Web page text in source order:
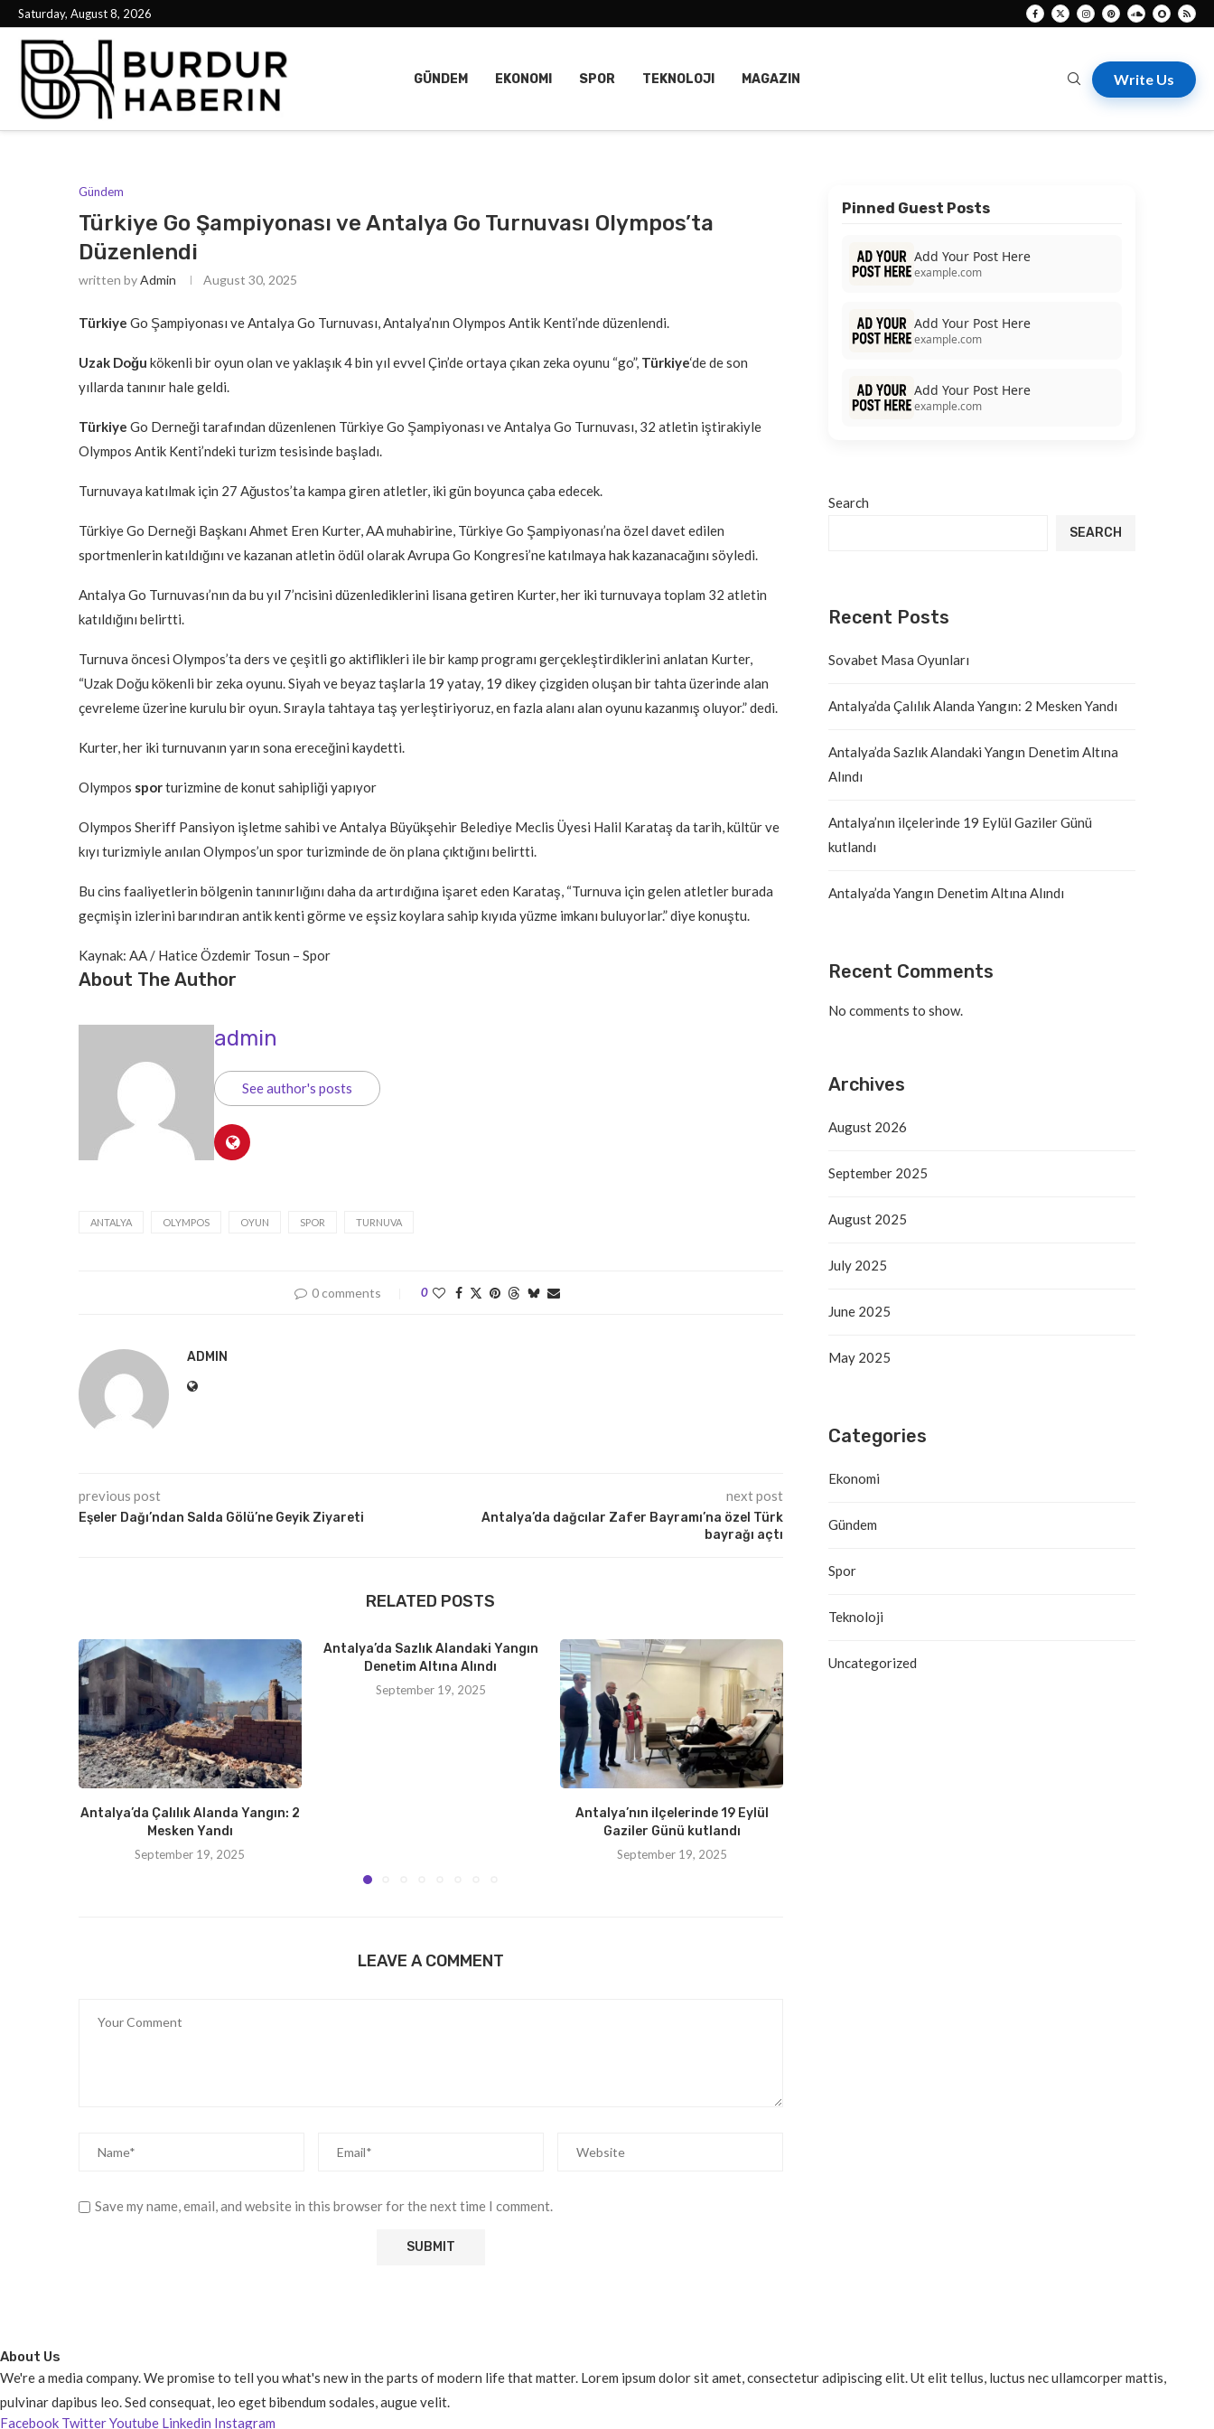
Saturday, August 8, 2026
GÜNDEM EKONOMI SPOR TEKNOLOJI MAGAZIN Write Us
Gündem
Türkiye Go Şampiyonası ve Antalya Go Turnuvası Olympos’ta
Düzenlendi
written byAdmin August 30, 2025
Türkiye Go Şampiyonası ve Antalya Go Turnuvası, Antalya’nın Olympos Antik Kenti’nde düzenlendi.
Uzak Doğu kökenli bir oyun olan ve yaklaşık 4 bin yıl evvel Çin’de ortaya çıkan zeka oyunu “go”, Türkiye‘de de son
yıllarda tanınır hale geldi.
Türkiye Go Derneği tarafından düzenlenen Türkiye Go Şampiyonası ve Antalya Go Turnuvası, 32 atletin iştirakiyle
Olympos Antik Kenti’ndeki turizm tesisinde başladı.
Turnuvaya katılmak için 27 Ağustos’ta kampa giren atletler, iki gün boyunca çaba edecek.
Türkiye Go Derneği Başkanı Ahmet Eren Kurter, AA muhabirine, Türkiye Go Şampiyonası’na özel davet edilen
sportmenlerin katıldığını ve kazanan atletin ödül olarak Avrupa Go Kongresi’ne katılmaya hak kazanacağını söyledi.
Antalya Go Turnuvası’nın da bu yıl 7’ncisini düzenlediklerini lisana getiren Kurter, her iki turnuvaya toplam 32 atletin
katıldığını belirtti.
Turnuva öncesi Olympos’ta ders ve çeşitli go aktiflikleri ile bir kamp programı gerçekleştirdiklerini anlatan Kurter,
“Uzak Doğu kökenli bir zeka oyunu. Siyah ve beyaz taşlarla 19 yatay, 19 dikey çizgiden oluşan bir tahta üzerinde alan
çevreleme üzerine kurulu bir oyun. Sırayla tahtaya taş yerleştiriyoruz, en fazla alanı alan oyunu kazanmış oluyor.” dedi.
Kurter, her iki turnuvanın yarın sona ereceğini kaydetti.
Olympos sporturizmine de konut sahipliği yapıyor
Olympos Sheriff Pansiyon işletme sahibi ve Antalya Büyükşehir Belediye Meclis Üyesi Halil Karataş da tarih, kültür ve
kıyı turizmiyle anılan Olympos’un spor turizminde de ön plana çıktığını belirtti.
Bu cins faaliyetlerin bölgenin tanınırlığını daha da artırdığına işaret eden Karataş, “Turnuva için gelen atletler burada
geçmişin izlerini barındıran antik kenti görme ve eşsiz koylara sahip kıyıda yüzme imkanı buluyorlar.” diye konuştu.
Kaynak: AA / Hatice Özdemir Tosun – Spor
About The Author
admin
See author's posts
ANTALYA OLYMPOS OYUN SPOR TURNUVA
0 comments 0
ADMIN
previous post
Eşeler Dağı’ndan Salda Gölü’ne Geyik Ziyareti
next post
Antalya’da dağcılar Zafer Bayramı’na özel Türk
bayrağı açtı
RELATED POSTS
Antalya’da Çalılık Alanda Yangın: 2
Mesken Yandı
September 19, 2025
Antalya’da Sazlık Alandaki Yangın
Denetim Altına Alındı
September 19, 2025
Antalya’nın ilçelerinde 19 Eylül
Gaziler Günü kutlandı
September 19, 2025
Alındı
LEAVE A COMMENT
Save my name, email, and website in this browser for the next time I comment.
Pinned Guest Posts
Add Your Post Here
example.com
Add Your Post Here
example.com
Add Your Post Here
example.com
Search
SEARCH
Recent Posts
Sovabet Masa Oyunları
Antalya’da Çalılık Alanda Yangın: 2 Mesken Yandı
Antalya’da Sazlık Alandaki Yangın Denetim Altına
Alındı
Antalya’nın ilçelerinde 19 Eylül Gaziler Günü
kutlandı
Antalya’da Yangın Denetim Altına Alındı
Recent Comments
No comments to show.
Archives
August 2026
September 2025
August 2025
July 2025
June 2025
May 2025
Categories
Ekonomi
Gündem
Spor
Teknoloji
Uncategorized
About Us
We're a media company. We promise to tell you what's new in the parts of modern life that matter. Lorem ipsum dolor sit amet, consectetur adipiscing elit. Ut elit tellus, luctus nec ullamcorper mattis,
pulvinar dapibus leo. Sed consequat, leo eget bibendum sodales, augue velit.
Facebook TwitterYoutube Linkedin Instagram